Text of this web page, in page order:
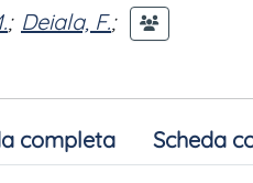
; Deiala, F.;
completa Scheda